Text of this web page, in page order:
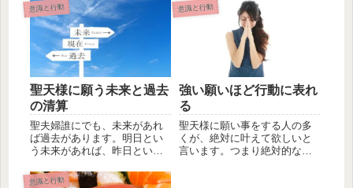
意識と行動
聖天様に願う未来と過去
の清算
聖夫婦誰にでも、未来があれ
ば過去があります。明日とい
う未来があれば、昨日という
い叶えて...
意識と行動
強い願いほど行動に表れ
る
聖天様に願い事をする人の多
くが、絶対に叶えて欲しいと
言います。つまり絶対的な願
意識と行動